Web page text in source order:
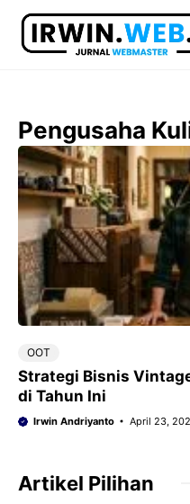
Langsung
Pengusaha
OOT
Strategi Bisnis
di Tahun Ini
Irwin Andriyanto April 23,
Artikel Pilihan